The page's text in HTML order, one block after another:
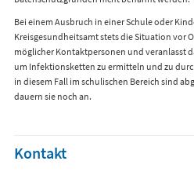
Bei einem Ausbruch in einer Schule oder
Kreisgesundheitsamt stets die Situation vor
möglicher Kontaktpersonen und veranlasst
um Infektionsketten zu ermitteln und zu
in diesem Fall im schulischen Bereich sind
dauern sie noch an.
Kontakt